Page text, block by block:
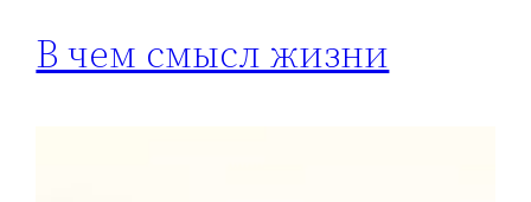
В чем смысл жизни